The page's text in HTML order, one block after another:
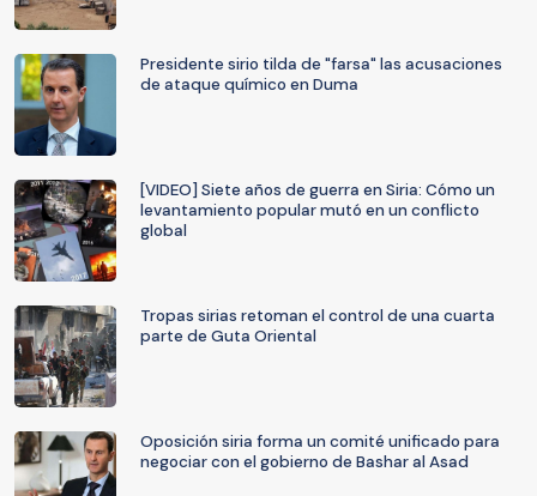
Presidente sirio tilda de "farsa" las acusaciones
de ataque químico en Duma
[VIDEO] Siete años de guerra en Siria: Cómo un
levantamiento popular mutó en un conflicto
global
Tropas sirias retoman el control de una cuarta
parte de Guta Oriental
Oposición siria forma un comité unificado para
negociar con el gobierno de Bashar al Asad